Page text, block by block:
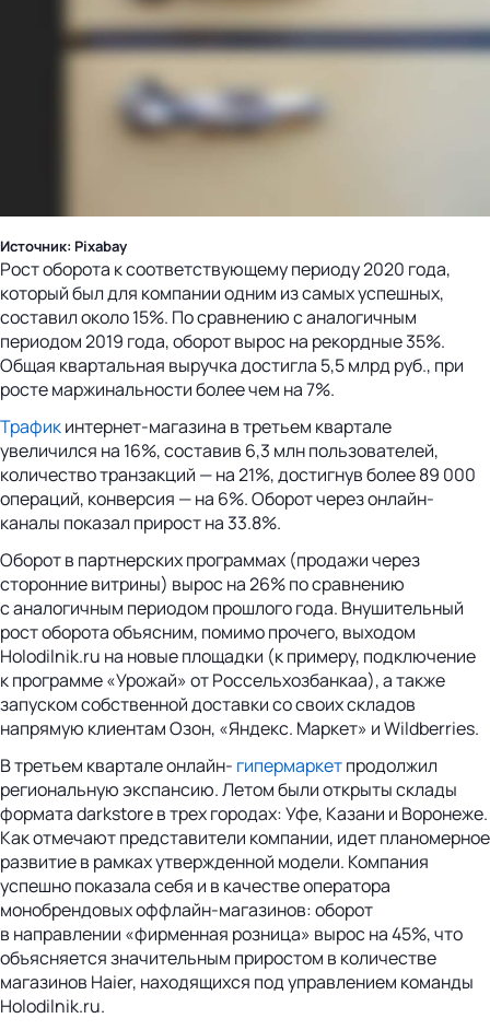
Источник: Pixabay
Рост оборота к соответствующему периоду 2020 года,
который был для компании одним из самых успешных,
составил около 15%. По сравнению с аналогичным
периодом 2019 года, оборот вырос на рекордные 35%.
Общая квартальная выручка достигла 5,5 млрд руб., при
росте маржинальности более чем на 7%.
Трафикинтернет-магазина в третьем квартале
увеличился на 16%, составив 6,3 млн пользователей,
количество транзакций — на 21%, достигнув более 89 000
операций, конверсия — на 6%. Оборот через онлайн-
каналы показал прирост на 33.8%.
Оборот в партнерских программах (продажи через
сторонние витрины) вырос на 26% по сравнению
с аналогичным периодом прошлого года. Внушительный
рост оборота объясним, помимо прочего, выходом
Holodilnik.ru на новые площадки (к примеру, подключение
к программе «Урожай» от Россельхозбанкаа), а также
запуском собственной доставки со своих складов
напрямую клиентам Озон, «Яндекс. Маркет» и Wildberries.
В третьем квартале онлайн- гипермаркетпродолжил
региональную экспансию. Летом были открыты склады
формата darkstore в трех городах: Уфе, Казани и Воронеже.
Как отмечают представители компании, идет планомерное
развитие в рамках утвержденной модели. Компания
успешно показала себя и в качестве оператора
монобрендовых оффлайн-магазинов: оборот
в направлении «фирменная розница» вырос на 45%, что
объясняется значительным приростом в количестве
магазинов Haier, находящихся под управлением команды
Holodilnik.ru.